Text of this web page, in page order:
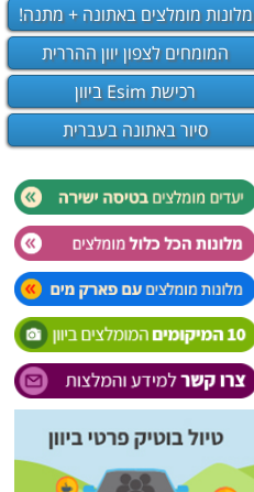
מלונות מומלצים באתונה + מתנה!
המומחים לצפון יוון ההררית
רכישת Esim ביוון
סיור באתונה בעברית